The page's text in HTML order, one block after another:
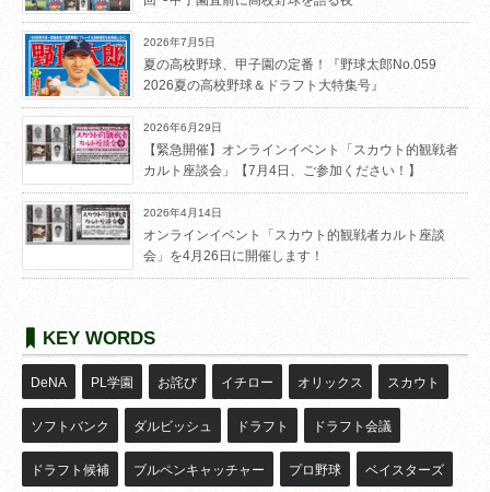
2026年7月5日
夏の高校野球、甲子園の定番！『野球太郎No.059
2026夏の高校野球＆ドラフト大特集号』
2026年6月29日
【緊急開催】オンラインイベント「スカウト的観戦者
カルト座談会」【7月4日、ご参加ください！】
2026年4月14日
オンラインイベント「スカウト的観戦者カルト座談
会」を4月26日に開催します！
KEY WORDS
DeNA PL学園 お詫び イチロー オリックス スカウト
ソフトバンク ダルビッシュ ドラフト ドラフト会議
ドラフト候補 ブルペンキャッチャー プロ野球 ベイスターズ